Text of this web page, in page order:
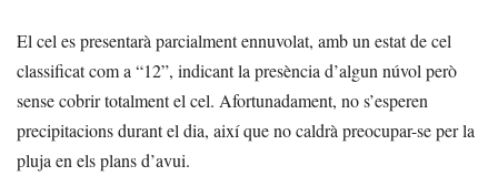
El cel es presentarà parcialment ennuvolat, amb un estat de cel
classificat com a “12”, indicant la presència d’algun núvol però
sense cobrir totalment el cel. Afortunadament, no s’esperen
precipitacions durant el dia, així que no caldrà preocupar-se per la
pluja en els plans d’avui.